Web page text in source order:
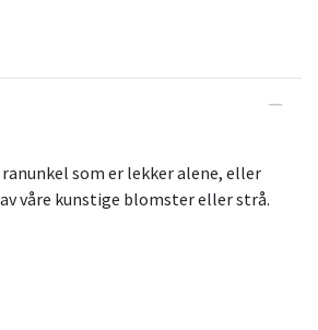
som er lekker alene, eller
våre kunstige blomster eller strå.